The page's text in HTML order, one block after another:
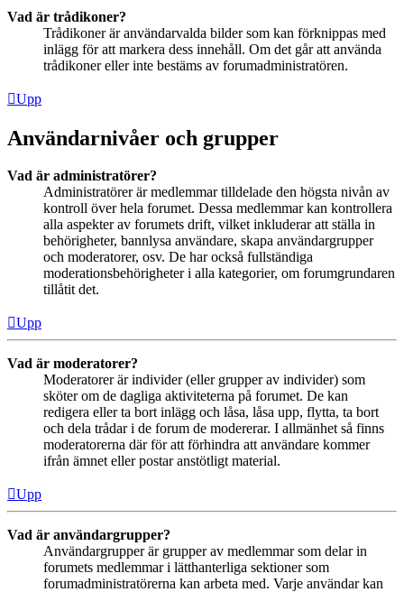
Vad är trådikoner?
Trådikoner är användarvalda bilder som kan förknippas med
inlägg för att markera dess innehåll. Om det går att använda
trådikoner eller inte bestäms av forumadministratören.
Upp
Användarnivåer och grupper
Vad är administratörer?
Administratörer är medlemmar tilldelade den högsta nivån av
kontroll över hela forumet. Dessa medlemmar kan kontrollera
alla aspekter av forumets drift, vilket inkluderar att ställa in
behörigheter, bannlysa användare, skapa användargrupper
och moderatorer, osv. De har också fullständiga
moderationsbehörigheter i alla kategorier, om forumgrundaren
tillåtit det.
Upp
Vad är moderatorer?
Moderatorer är individer (eller grupper av individer) som
sköter om de dagliga aktiviteterna på forumet. De kan
redigera eller ta bort inlägg och låsa, låsa upp, flytta, ta bort
och dela trådar i de forum de modererar. I allmänhet så finns
moderatorerna där för att förhindra att användare kommer
ifrån ämnet eller postar anstötligt material.
Upp
Vad är användargrupper?
Användargrupper är grupper av medlemmar som delar in
forumets medlemmar i lätthanterliga sektioner som
forumadministratörerna kan arbeta med. Varje användar kan